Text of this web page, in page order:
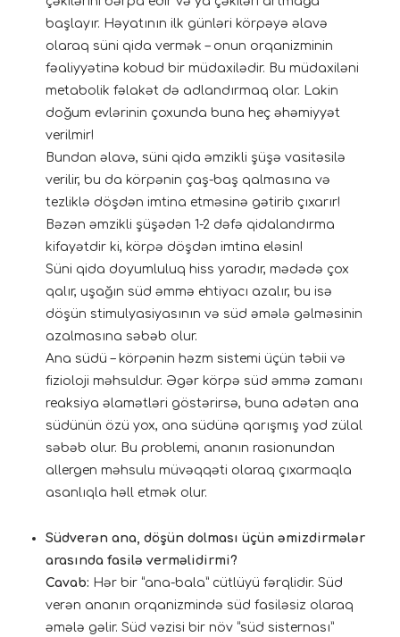
başlayır. Həyatının ilk günləri körpəyə əlavə
olaraq süni qida vermək – onun orqanizminin
fəaliyyətinə kobud bir müdaxilədir. Bu müdaxiləni
metabolik fəlakət də adlandırmaq olar. Lakin
doğum evlərinin çoxunda buna heç əhəmiyyət
verilmir!
Bundan əlavə, süni qida əmzikli şüşə vasitəsilə
verilir, bu da körpənin çaş-baş qalmasına və
tezliklə döşdən imtina etməsinə gətirib çıxarır!
Bəzən əmzikli şüşədən 1-2 dəfə qidalandırma
kifayətdir ki, körpə döşdən imtina eləsin!
Süni qida doyumluluq hiss yaradır, mədədə çox
qalır, uşağın süd əmmə ehtiyacı azalır, bu isə
döşün stimulyasiyasının və süd əmələ gəlməsinin
azalmasına səbəb olur.
Ana südü – körpənin həzm sistemi üçün təbii və
fizioloji məhsuldur. Əgər körpə süd əmmə zamanı
reaksiya əlamətləri göstərirsə, buna adətən ana
südünün özü yox, ana südünə qarışmış yad zülal
səbəb olur. Bu problemi, ananın rasionundan
allergen məhsulu müvəqqəti olaraq çıxarmaqla
asanlıqla həll etmək olur.
Südverən ana, döşün dolması üçün əmizdirmələr
arasında fasilə verməlidirmi?
Cavab: Hər bir “ana-bala” cütlüyü fərqlidir. Süd
verən ananın orqanizmində süd fasiləsiz olaraq
əmələ gəlir. Süd vəzisi bir növ “süd sisternası”